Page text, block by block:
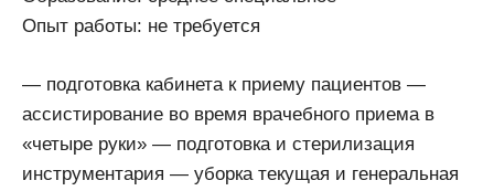
Опыт работы: не требуется
— подготовка кабинета к приему пациентов —
ассистирование во время врачебного приема в
«четыре руки» — подготовка и стерилизация
инструментария — уборка текущая и генеральная